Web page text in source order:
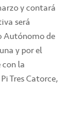
y contará
será
Autónomo de
y por el
la
Tres Catorce,